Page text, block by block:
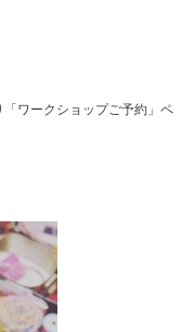
ワークショップご予約」ペ